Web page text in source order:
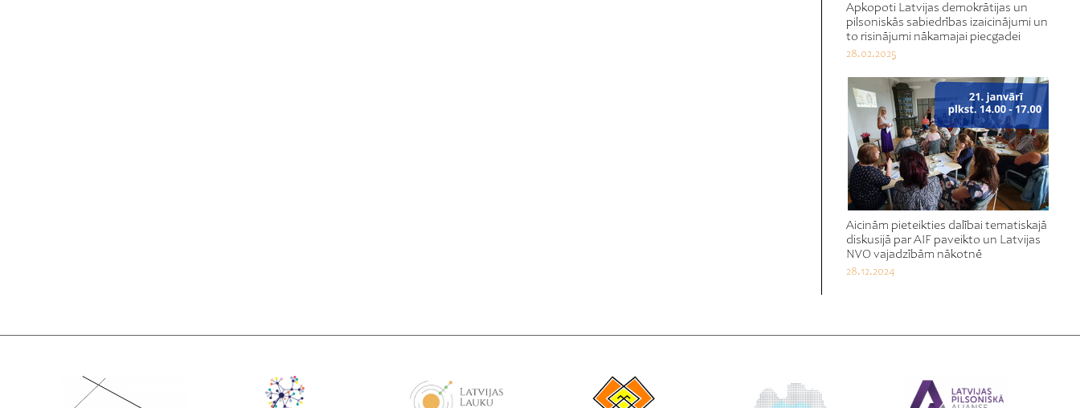
Apkopoti Latvijas demokrātijas un
pilsoniskās sabiedrības izaicinājumi un
to risinājumi nākamajai piecgadei
28.02.2025
Aicinām pieteikties dalībai tematiskajā
diskusijā par AIF paveikto un Latvijas
NVO vajadzībām nākotnē
28.12.2024